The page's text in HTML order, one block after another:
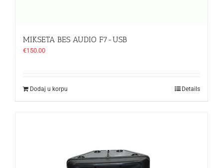
MIKSETA BES AUDIO F7-USB
€150.00
Dodaj u korpu Details